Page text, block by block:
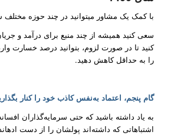
با کمک یک مشاور میتوانید در چند حوزه مختلف
سعی کنید همیشه از چند منبع برای درآمد و
کنید تا در صورت لزوم، بتوانید درصد خسارت
را به حداقل کاهش دهید.
گام پنجم، اعتماد به‌نفس کاذب خود را کنار
به یاد داشته باشید که حتی سرمایه‌گذاران
اشتباهاتی که داشته‌اند پولشان را از دست